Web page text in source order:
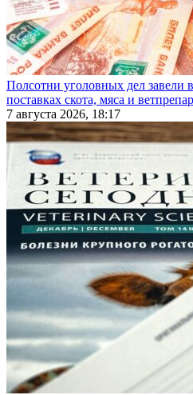
Полсотни уголовных дел завели
поставках скота, мяса и
7 августа 2026, 18:17